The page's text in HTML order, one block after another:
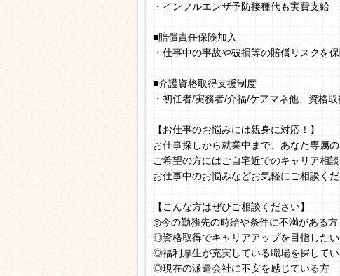
・インフルエンザ予防接種代も実費支給
■賠償責任保険加入
・仕事中の事故や破損等の賠償リスクを
■介護資格取得支援制度
・初任者/実務者/介福/ケアマネ他、資格
【お仕事のお悩みには親身に対応！】
お仕事探しから就業中まで、あなた専属
ご希望の方にはご自宅近でのキャリア相談
お仕事中のお悩みなどお気軽にご相談くだ
【こんな方はぜひご相談ください】
◎今の勤務先の時給や条件に不満がある方
◎資格取得でキャリアアップを目指した
◎福利厚生が充実している職場を探して
◎現在の派遣会社に不安を感じている方